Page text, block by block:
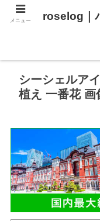
シーシェルア
植え 一番花 画
メニュー roselog｜